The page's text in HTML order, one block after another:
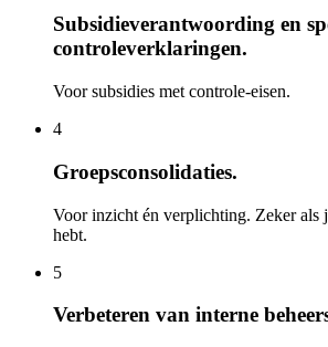
Subsidieverantwoording en
controleverklaringen.
Voor subsidies met controle-eisen.
4
Groepsconsolidaties.
Voor inzicht én verplichting. Zeker als
hebt.
5
Verbeteren van interne